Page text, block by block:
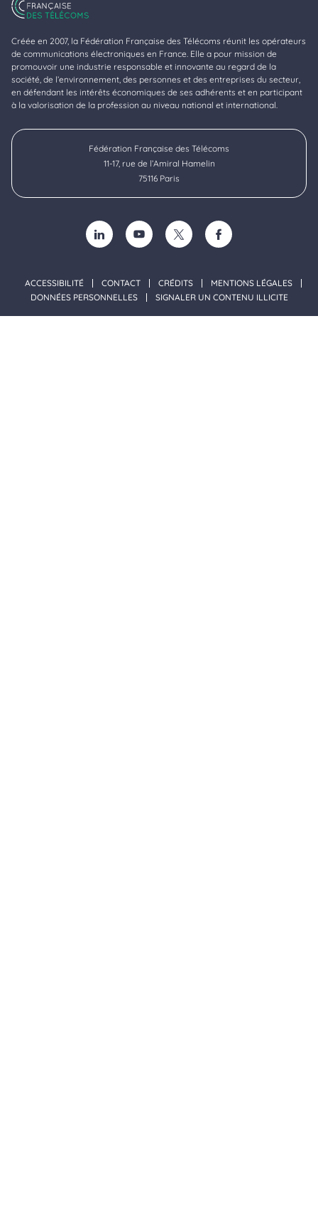
Créée en 2007, la Fédération Française des Télécoms réunit les opérateurs
de communications électroniques en France. Elle a pour mission de
promouvoir une industrie responsable et innovante au regard de la
société, de l’environnement, des personnes et des entreprises du secteur,
en défendant les intérêts économiques de ses adhérents et en participant
à la valorisation de la profession au niveau national et international.
Fédération Française des Télécoms
11-17, rue de l’Amiral Hamelin
75116 Paris
SUIVEZ-NOUS SUR LINKEDIN (NOUVELLE FENÊTRE)
SUIVEZ-NOUS SUR YOUTUBE (NOUVELLE
SUIVEZ-NOUS SUR TWITTER
SUIVEZ-NOUS SUR
ACCESSIBILITÉ CONTACT CRÉDITS
MENTIONS LÉGALES
DONNÉES PERSONNELLES
SIGNALER UN CONTENU ILLICITE